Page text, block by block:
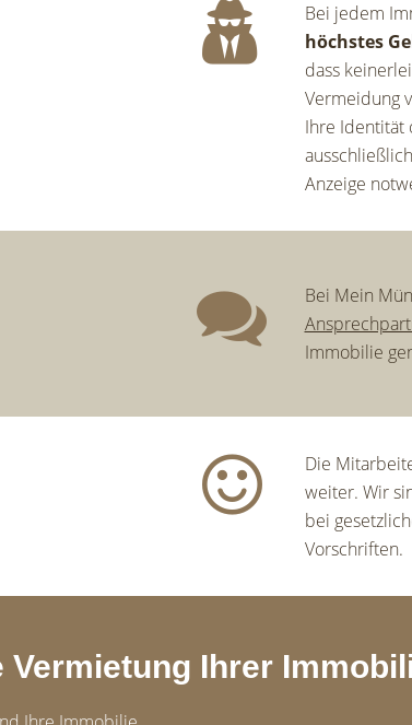
Bei jedem
höchstes
dass
Vermeidung
Ihre Identität
Anzeige
Bei Mein
Immobilie
Die
weiter. Wir
bei
Vorschriften.
Ihrer